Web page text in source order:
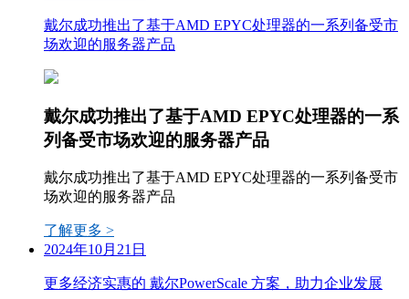
戴尔成功推出了基于AMD EPYC处理器的一系列备受市
场欢迎的服务器产品
戴尔成功推出了基于AMD EPYC处理器的一系
列备受市场欢迎的服务器产品
戴尔成功推出了基于AMD EPYC处理器的一系列备受市
场欢迎的服务器产品
了解更多 >
2024年10月21日
更多经济实惠的 戴尔PowerScale 方案，助力企业发展